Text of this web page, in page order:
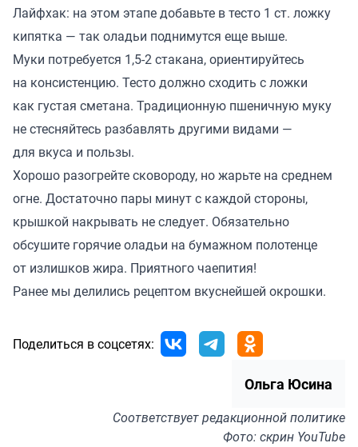
Лайфхак: на этом этапе добавьте в тесто 1 ст. ложку
кипятка — так оладьи поднимутся еще выше.
Муки потребуется 1,5-2 стакана, ориентируйтесь
на консистенцию. Тесто должно сходить с ложки
как густая сметана. Традиционную пшеничную муку
не стесняйтесь разбавлять другими видами —
для вкуса и пользы.
Хорошо разогрейте сковороду, но жарьте на среднем
огне. Достаточно пары минут с каждой стороны,
крышкой накрывать не следует. Обязательно
обсушите горячие оладьи на бумажном полотенце
от излишков жира. Приятного чаепития!
Ранее мы делились рецептом вкуснейшей окрошки.
Поделиться в соцсетях:
Ольга Юсина
Соответствуетредакционной политике
Фото: скрин YouTube